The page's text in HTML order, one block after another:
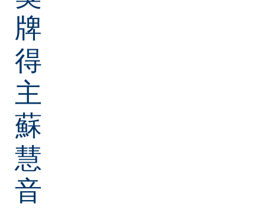
牌
得
主
蘇
慧
音